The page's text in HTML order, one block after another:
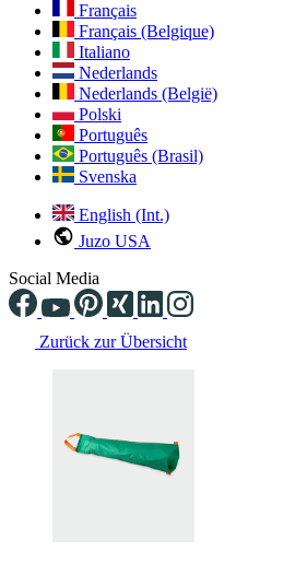
Français
Français (Belgique)
Italiano
Nederlands
Nederlands (België)
Polski
Português
Português (Brasil)
Svenska
English (Int.)
Juzo USA
Social Media
Zurück zur Übersicht